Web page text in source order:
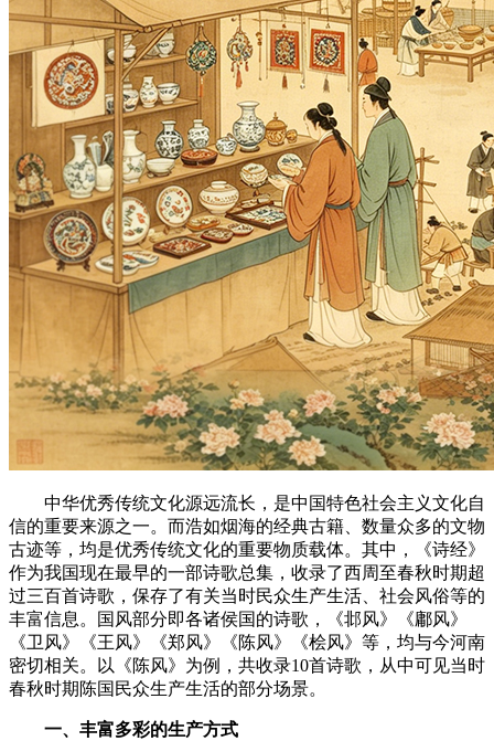
中华优秀传统文化源远流长，是中国特色社会主义文化自
信的重要来源之一。而浩如烟海的经典古籍、数量众多的文物
古迹等，均是优秀传统文化的重要物质载体。其中，《诗经》
作为我国现在最早的一部诗歌总集，收录了西周至春秋时期超
过三百首诗歌，保存了有关当时民众生产生活、社会风俗等的
丰富信息。国风部分即各诸侯国的诗歌，《邶风》《鄘风》
《卫风》《王风》《郑风》《陈风》《桧风》等，均与今河南
密切相关。以《陈风》为例，共收录10首诗歌，从中可见当时
春秋时期陈国民众生产生活的部分场景。
一、丰富多彩的生产方式